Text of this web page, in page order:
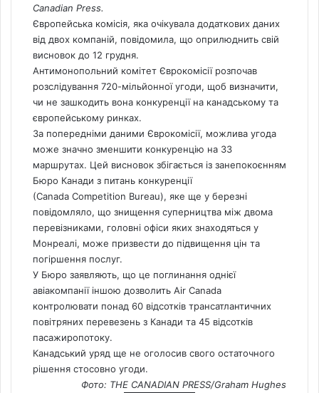
Canadian Press.
Європейська комісія, яка очікувала додаткових даних
від двох компаній, повідомила, що оприлюднить свій
висновок до 12 грудня.
Антимонопольний комітет Єврокомісії розпочав
розслідування 720-мільйонної угоди, щоб визначити,
чи не зашкодить вона конкуренції на канадському та
європейському ринках.
За попередніми даними Єврокомісії, можлива угода
може значно зменшити конкуренцію на 33
маршрутах. Цей висновок збігається із занепокоєнням
Бюро Канади з питань конкуренції
(Сanada Competition Bureau), яке ще у березні
повідомляло, що знищення суперництва між двома
перевізниками, головні офіси яких знаходяться у
Монреалі, може призвести до підвищення цін та
погіршення послуг.
У Бюро заявляють, що це поглинання однієї
авіакомпанії іншою дозволить Air Canada
контролювати понад 60 відсотків трансатлантичних
повітряних перевезень з Канади та 45 відсотків
пасажиропотоку.
Канадський уряд ще не оголосив свого остаточного
рішення стосовно угоди.
Фото: THE CANADIAN PRESS/Graham Hughes